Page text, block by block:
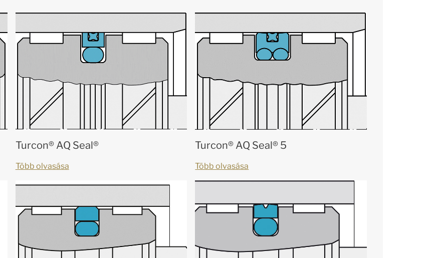
Turcon® AQ Seal®
Több olvasása
Turcon® AQ Seal® 5
Több olvasása